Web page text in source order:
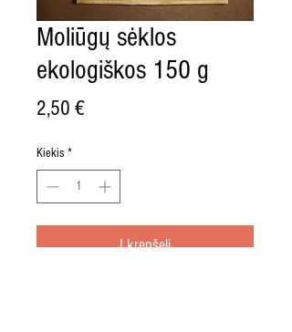
Moliūgų sėklos
ekologiškos 150 g
2,50 €Price
Kiekis *
Į krepšelį